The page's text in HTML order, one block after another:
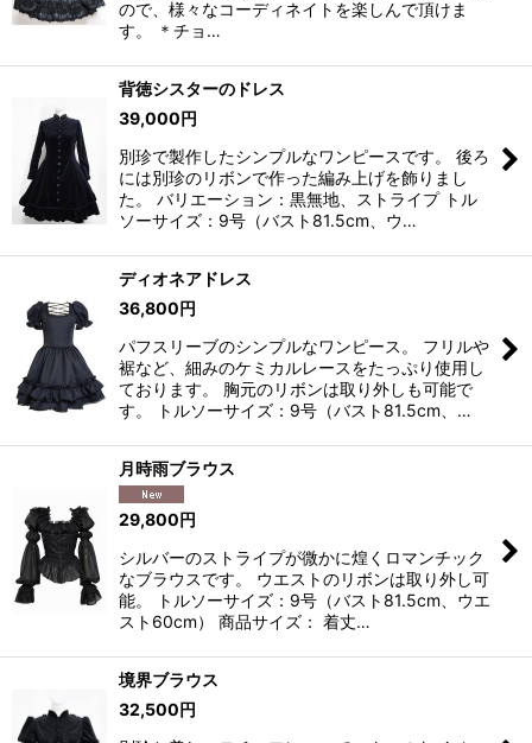
ので、様々なコーディネイトを楽しんで頂けま
す。 ＊チョ…
背徳シスターのドレス
39,000円
別珍で製作したシンプルなワンピースです。 後ろ
には別珍のリボンで作った編み上げを飾りまし
た。 バリエーション：黒無地、ストライプ トル
ソーサイズ：9号（バスト81.5cm、ウ…
ディオネアドレス
36,800円
パフスリーブのシンプルなワンピース。 フリルや
裾など、細みのケミカルレースをたっぷり使用し
ております。 胸元のリボンは取り外しも可能で
す。 トルソーサイズ：9号（バスト81.5cm、…
月時雨ブラウス
29,800 円
シルバーのストライプが微かに煌くロマンチック
なブラウスです。 ウエストのリボンは取り外し可
能。 トルソーサイズ：9号（バスト81.5cm、ウエ
スト60cm） 商品サイズ： 着丈…
境界ブラウス
32,500 円